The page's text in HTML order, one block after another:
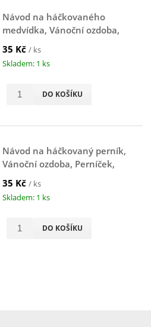
Návod na háčkovaného
medvídka, Vánoční ozdoba,
35 Kč / ks
Skladem: 1 ks
DO KOŠÍKU
Návod na háčkovaný perník,
Vánoční ozdoba, Perníček,
35 Kč / ks
Skladem: 1 ks
DO KOŠÍKU